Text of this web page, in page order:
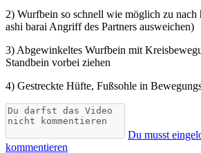
2) Wurfbein so schnell wie möglich zu
ashi barai Angriff des Partners ausweichen)
3) Abgewinkeltes Wurfbein mit
Standbein vorbei ziehen
4) Gestreckte Hüfte, Fußsohle in
Du musst
kommentieren